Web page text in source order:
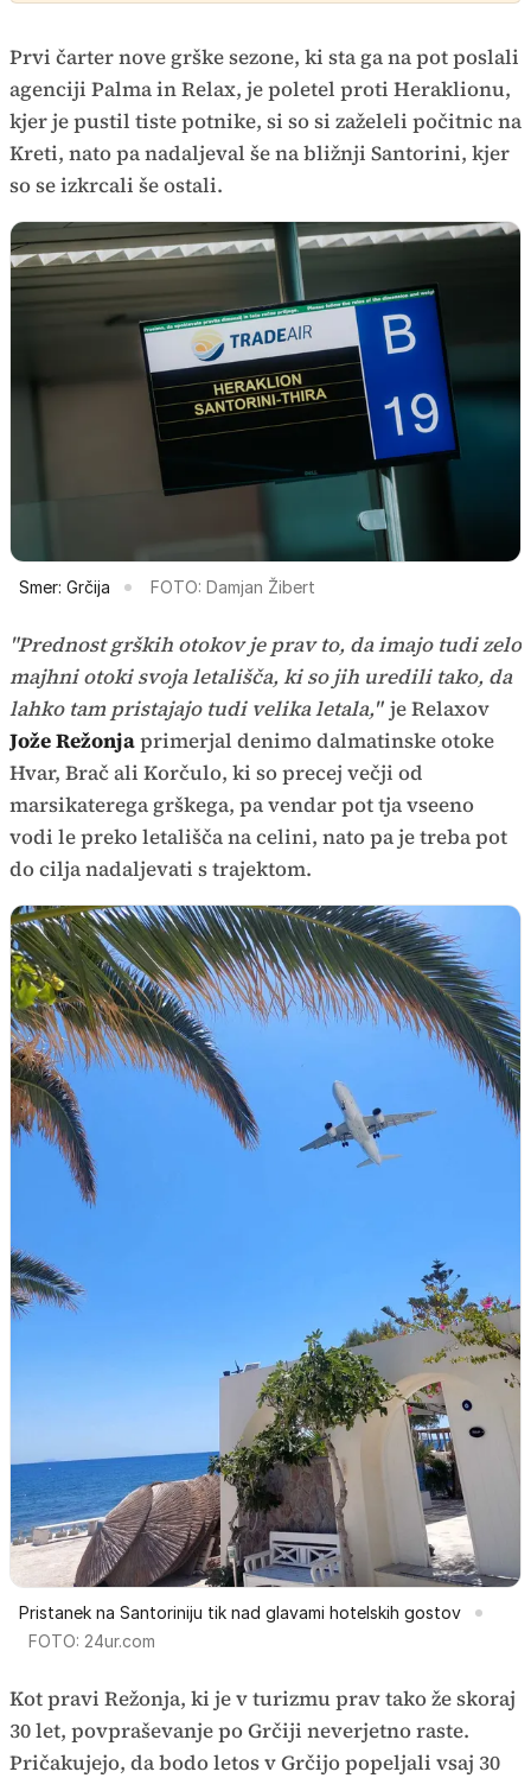
Prvi čarter nove grške sezone, ki sta ga na pot poslali
agenciji Palma in Relax, je poletel proti Heraklionu,
kjer je pustil tiste potnike, si so si zaželeli počitnic na
Kreti, nato pa nadaljeval še na bližnji Santorini, kjer
so se izkrcali še ostali.
Smer: Grčija FOTO: Damjan Žibert
"Prednost grških otokov je prav to, da imajo tudi zelo
majhni otoki svoja letališča, ki so jih uredili tako, da
lahko tam pristajajo tudi velika letala," je Relaxov
Jože Režonjaprimerjal denimo dalmatinske otoke
Hvar, Brač ali Korčulo, ki so precej večji od
marsikaterega grškega, pa vendar pot tja vseeno
vodi le preko letališča na celini, nato pa je treba pot
do cilja nadaljevati s trajektom.
Pristanek na Santoriniju tik nad glavami hotelskih gostov
FOTO: 24ur.com
Kot pravi Režonja, ki je v turizmu prav tako že skoraj
30 let, povpraševanje po Grčiji neverjetno raste.
Pričakujejo, da bodo letos v Grčijo popeljali vsaj 30